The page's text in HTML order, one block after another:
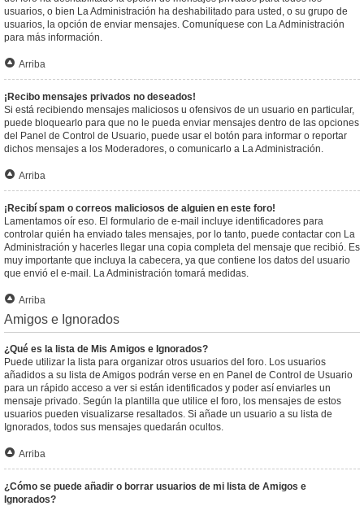
usuarios, o bien La Administración ha deshabilitado para usted, o su grupo de
usuarios, la opción de enviar mensajes. Comuníquese con La Administración
para más información.
Arriba
¡Recibo mensajes privados no deseados!
Si está recibiendo mensajes maliciosos u ofensivos de un usuario en particular,
puede bloquearlo para que no le pueda enviar mensajes dentro de las opciones
del Panel de Control de Usuario, puede usar el botón para informar o reportar
dichos mensajes a los Moderadores, o comunicarlo a La Administración.
Arriba
¡Recibí spam o correos maliciosos de alguien en este foro!
Lamentamos oír eso. El formulario de e-mail incluye identificadores para
controlar quién ha enviado tales mensajes, por lo tanto, puede contactar con La
Administración y hacerles llegar una copia completa del mensaje que recibió. Es
muy importante que incluya la cabecera, ya que contiene los datos del usuario
que envió el e-mail. La Administración tomará medidas.
Arriba
Amigos e Ignorados
¿Qué es la lista de Mis Amigos e Ignorados?
Puede utilizar la lista para organizar otros usuarios del foro. Los usuarios
añadidos a su lista de Amigos podrán verse en en Panel de Control de Usuario
para un rápido acceso a ver si están identificados y poder así enviarles un
mensaje privado. Según la plantilla que utilice el foro, los mensajes de estos
usuarios pueden visualizarse resaltados. Si añade un usuario a su lista de
Ignorados, todos sus mensajes quedarán ocultos.
Arriba
¿Cómo se puede añadir o borrar usuarios de mi lista de Amigos e
Ignorados?